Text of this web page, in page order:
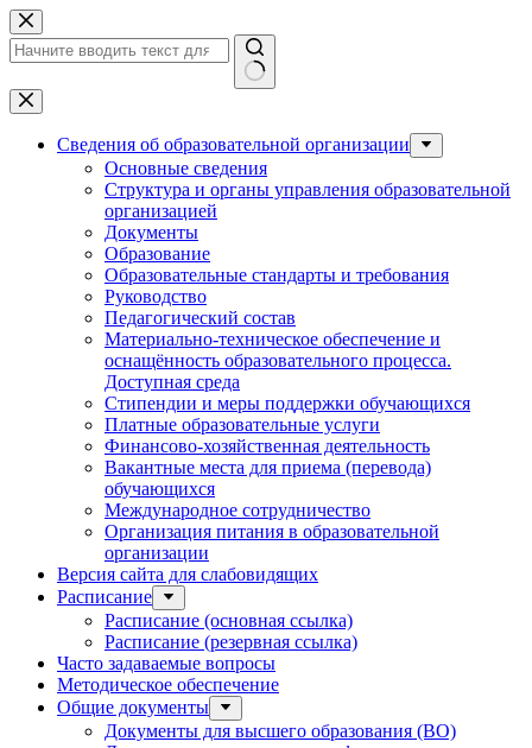
Перейти
к
сути
Ничего
не
найденоСведения об образовательной организации
Основные сведения
Структура и органы управления образовательной
организацией
Документы
Образование
Образовательные стандарты и требования
Руководство
Педагогический состав
Материально-техническое обеспечение и
оснащённость образовательного процесса.
Доступная среда
Стипендии и меры поддержки обучающихся
Платные образовательные услуги
Финансово-хозяйственная деятельность
Вакантные места для приема (перевода)
обучающихся
Международное сотрудничество
Организация питания в образовательной
организации
Версия сайта для слабовидящих
Расписание
Расписание (основная ссылка)
Расписание (резервная ссылка)
Часто задаваемые вопросы
Методическое обеспечение
Общие документы
Документы для высшего образования (ВО)